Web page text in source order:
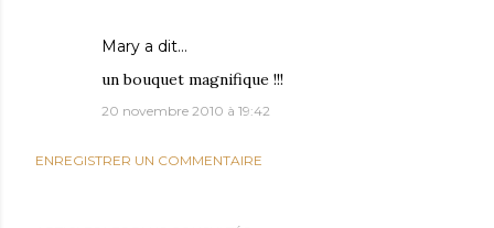
Mary a dit…
un bouquet magnifique !!!
20 novembre 2010 à 19:42
ENREGISTRER UN COMMENTAIRE